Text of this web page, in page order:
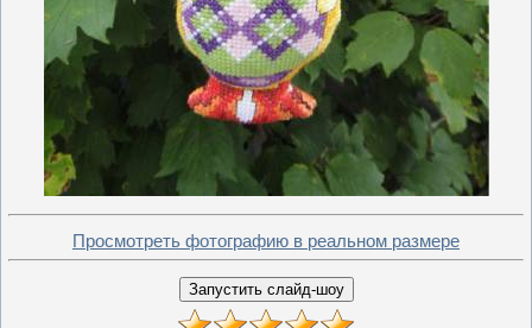
Просмотреть фотографию в реальном размере